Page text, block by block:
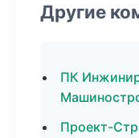
Другие
ПК
Проект-